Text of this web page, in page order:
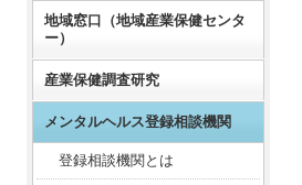
地域窓口（地域産業保健センタ
ー）
産業保健調査研究
メンタルヘルス登録相談機関
登録相談機関とは